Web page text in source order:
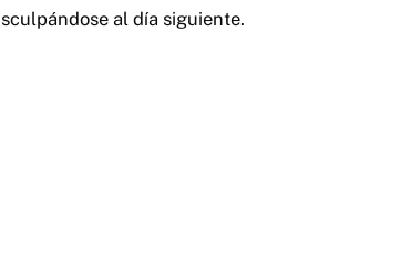
al día siguiente.